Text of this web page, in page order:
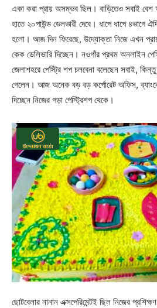
একা করা প্রায় অসম্ভব ছিল। বাড়িতেও সবাই বেশ
হাতে ২০পাউন্ড ডেলভারী দেবে। ধাপে ধাপে ৪ভাগে
হলো। আজ দিন ফিরেছে, উদ্যোক্তা নিজে এখন
কেক ডেলিভারি দিচ্ছেন। নওগাঁর প্রথম অনলাইন
জেলাশহরে পেস্ট্রি শপ চলবেনা বলেছেন সবাই,
গেলেন। আজ অনেক বড় বড় কর্পোরেট অফিস,
দিচ্ছেন নিজের গড়া পেস্ট্রিশপ থেকে।
ছোটবেলার নানান এক্সপেরিমেন্টই ছিল নিজের